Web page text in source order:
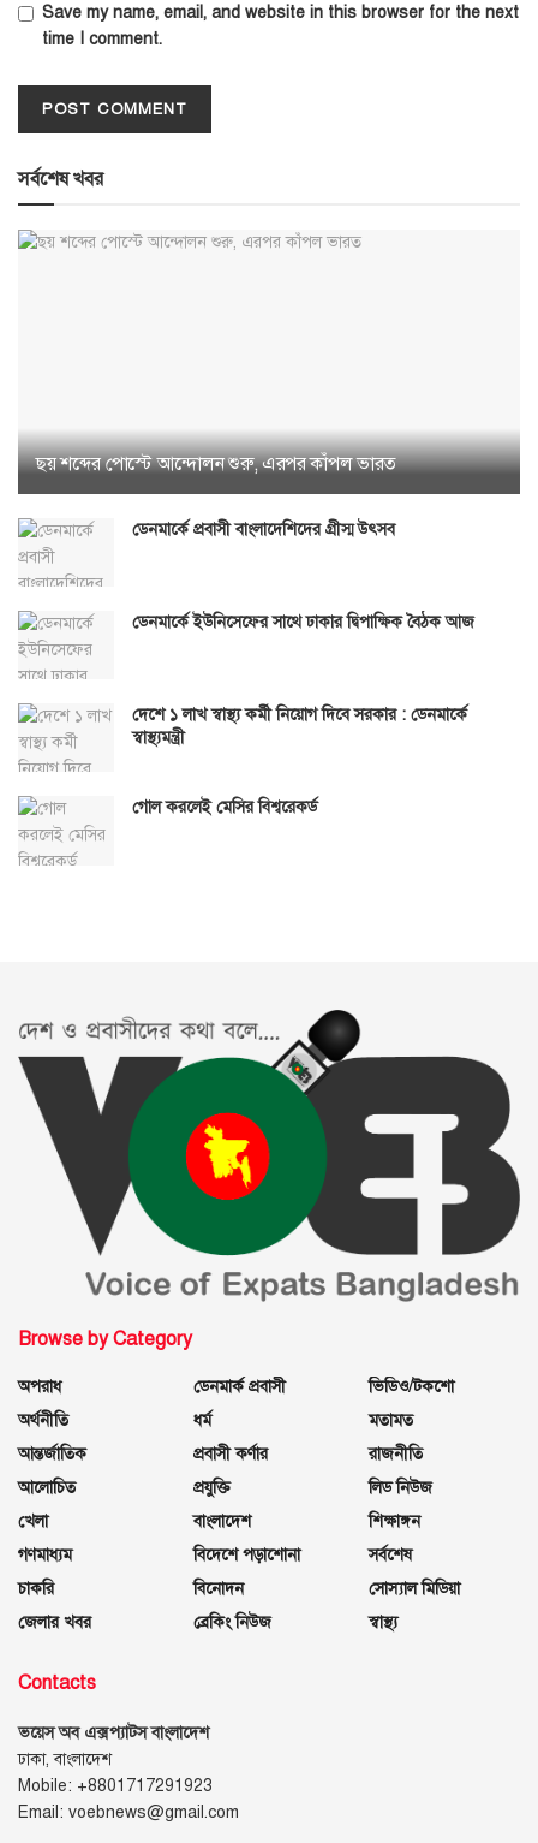
Save my name, email, and website in this browser for the next
time I comment.
সর্বশেষ খবর
ছয় শব্দের পোস্টে আন্দোলন শুরু, এরপর কাঁপল ভারত
ডেনমার্কে প্রবাসী বাংলাদেশিদের গ্রীস্ম উৎসব
ডেনমার্কে ইউনিসেফের সাথে ঢাকার দ্বিপাক্ষিক বৈঠক আজ
দেশে ১ লাখ স্বাস্থ্য কর্মী নিয়োগ দিবে সরকার : ডেনমার্কে
স্বাস্থ্যমন্ত্রী
গোল করলেই মেসির বিশ্বরেকর্ড
Browse by Category
অপরাধ
অর্থনীতি
আন্তর্জাতিক
আলোচিত
খেলা
গণমাধ্যম
চাকরি
জেলার খবর
ডেনমার্ক প্রবাসী
ধর্ম
প্রবাসী কর্ণার
প্রযুক্তি
বাংলাদেশ
বিদেশে পড়াশোনা
বিনোদন
ব্রেকিং নিউজ
ভিডিও/টকশো
মতামত
রাজনীতি
লিড নিউজ
শিক্ষাঙ্গন
সর্বশেষ
সোস্যাল মিডিয়া
স্বাস্থ্য
Contacts
ভয়েস অব এক্সপ্যাটস বাংলাদেশ
ঢাকা, বাংলাদেশ
Mobile: +8801717291923
Email: voebnews@gmail.com